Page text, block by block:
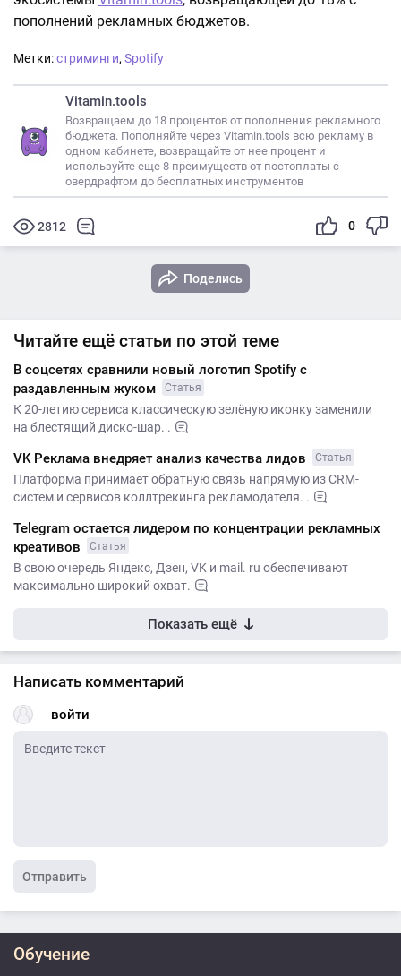
пополнений рекламных бюджетов.
Метки:стриминги, Spotify
Vitamin.tools
Возвращаем до 18 процентов от пополнения рекламного
бюджета. Пополняйте через Vitamin.tools всю рекламу в
одном кабинете, возвращайте от нее процент и
используйте еще 8 преимуществ от постоплаты с
овердрафтом до бесплатных инструментов
2812 0
Поделись
Читайте ещё статьи по этой теме
В соцсетях сравнили новый логотип Spotify с
раздавленным жуком
Статья
К 20-летию сервиса классическую зелёную иконку заменили
на блестящий диско-шар. .
VK Реклама внедряет анализ качества лидов Статья
Платформа принимает обратную связь напрямую из CRM-
систем и сервисов коллтрекинга рекламодателя. .
Telegram остается лидером по концентрации рекламных
креативов
Статья
В свою очередь Яндекс, Дзен, VK и mail. ru обеспечивают
максимально широкий охват.
Показать ещё
Написать комментарий
войти
Отправить
Обучение